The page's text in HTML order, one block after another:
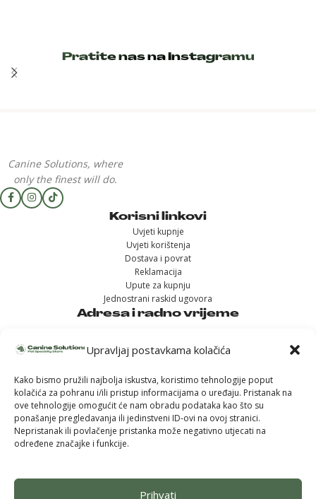
Upravljaj postavkama kolačića
Kako bismo pružili najbolja iskustva, koristimo tehnologije poput
kolačića za pohranu i/ili pristup informacijama o uređaju. Pristanak na
ove tehnologije omogućit će nam obradu podataka kao što su
ponašanje pregledavanja ili jedinstveni ID-ovi na ovoj stranici.
Nepristanak ili povlačenje pristanka može negativno utjecati na
određene značajke i funkcije.
Prihvati
Pratite nas na Instagramu
Canine Solutions, where
only the finest will do.
Korisni linkovi
Uvjeti kupnje
Uvjeti korištenja
Dostava i povrat
Reklamacija
Upute za kupnju
Jednostrani raskid ugovora
Adresa i radno vrijeme
(u sklopu Konzuma Stenjevec)
Ponedjeljak - 12h-19h
Uto, sri, čet, pet – 11h-18h
Subota - 9h-14h
Nedjelja - ZATVORENO